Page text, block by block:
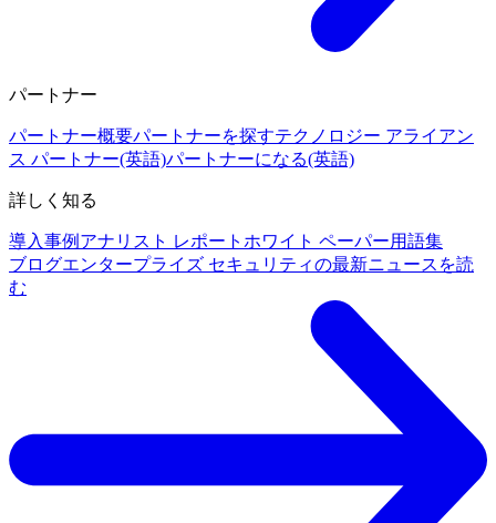
パートナー
パートナー概要パートナーを探すテクノロジー アライアン
ス パートナー(英語)パートナーになる(英語)
詳しく知る
導入事例 アナリスト レポート ホワイト ペーパー用語集
ブログエンタープライズ セキュリティの最新ニュースを読
む